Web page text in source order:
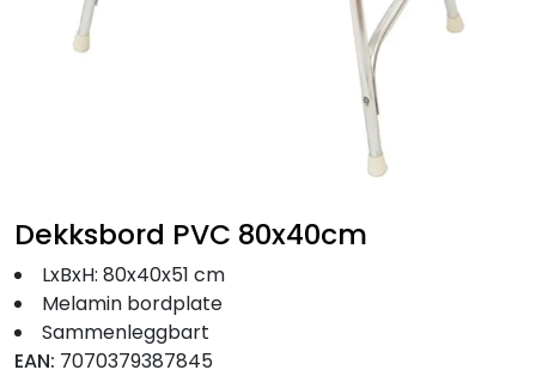
Dekksbord PVC 80x40cm
LxBxH: 80x40x51 cm
Melamin bordplate
Sammenleggbart
EAN: 7070379387845
Seil
Nyheter